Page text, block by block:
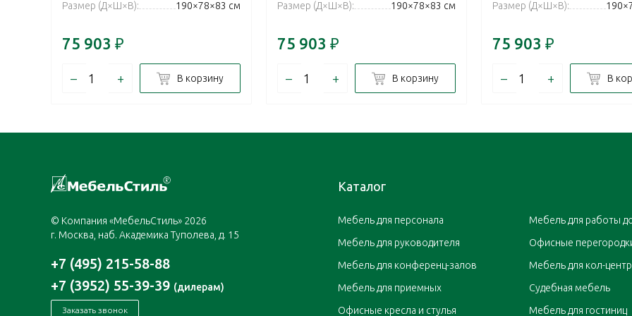
Размер (Д×Ш×В): 190×78×83 см
75 903 ₽
– + В корзину
Размер (Д×Ш×В): 190×78×83 см
75 903 ₽
– + В корзину
Размер (Д×Ш×В):
75 903 ₽
– + В
© Компания «МебельСтиль» 2026
г. Москва, наб. Академика Туполева, д. 15
+7 (495) 215-58-88
+7 (3952) 55-39-39 (дилерам)
Заказать звонок
Каталог
Мебель для персонала
Мебель для руководителя
Мебель для конференц-залов
Мебель для приемных
Офисные кресла и стулья
Мебель для работы
Офисные
Мебель для кол-
Судебная мебель
Мебель для гостиниц